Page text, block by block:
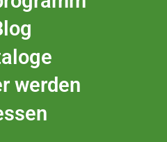
werden